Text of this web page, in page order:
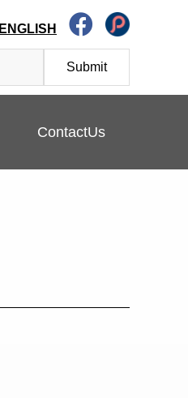
ENGLISH
Submit
ContactUs